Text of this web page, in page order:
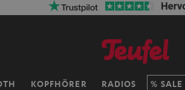
KOPFHÖRER RADIOS SALE